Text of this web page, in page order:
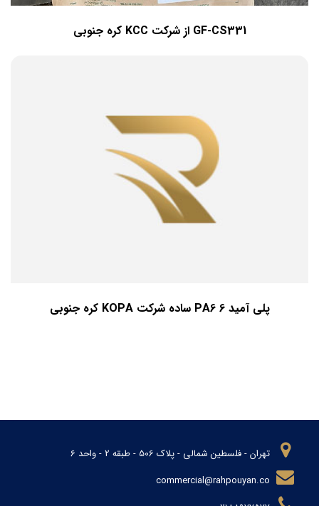
GF-CS331 از شرکت KCC کره جنوبی
پلی آمید 6 PA6 ساده شرکت KOPA کره جنوبی
تهران - فلسطین شمالی - پلاک 506 - طبقه 2 - واحد 6